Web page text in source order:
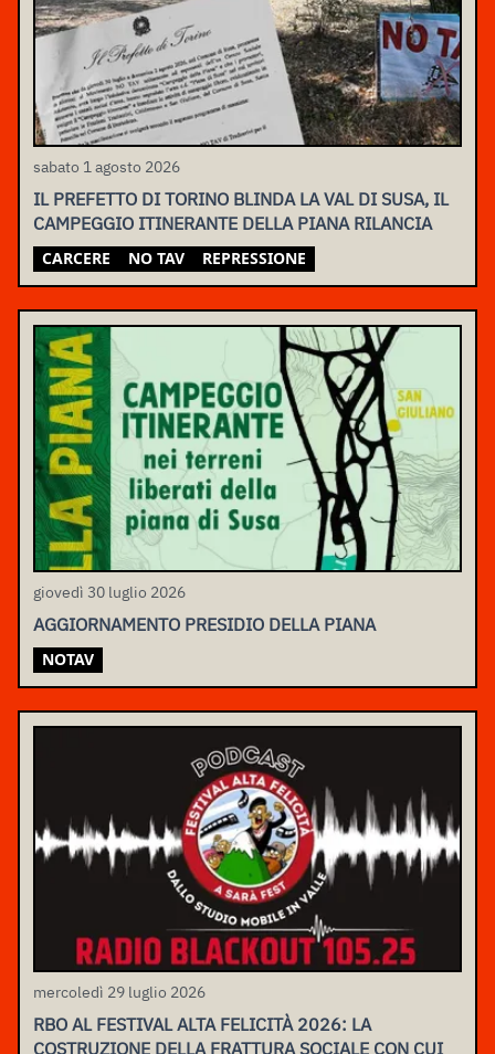
sabato 1 agosto 2026
IL PREFETTO DI TORINO BLINDA LA VAL DI SUSA, IL
CAMPEGGIO ITINERANTE DELLA PIANA RILANCIA
CARCERE NO TAV REPRESSIONE
giovedì 30 luglio 2026
AGGIORNAMENTO PRESIDIO DELLA PIANA
NOTAV
mercoledì 29 luglio 2026
RBO AL FESTIVAL ALTA FELICITÀ 2026: LA
COSTRUZIONE DELLA FRATTURA SOCIALE CON CUI